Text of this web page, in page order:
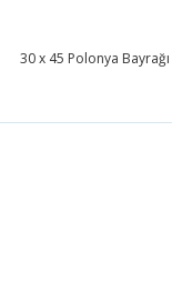
30 x 45 Polonya Bayrağı